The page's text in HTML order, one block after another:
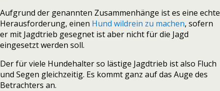
Aufgrund der genannten Zusammenhänge ist es eine echte
Herausforderung, einen Hund wildrein zu machen, sofern
er mit Jagdtrieb gesegnet ist aber nicht für die Jagd
eingesetzt werden soll.
Der für viele Hundehalter so lästige Jagdtrieb ist also Fluch
und Segen gleichzeitig. Es kommt ganz auf das Auge des
Betrachters an.